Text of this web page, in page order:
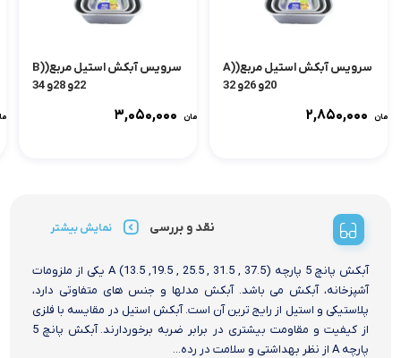
سرویس آبکش استیل مربع(A)
20و 26و 32
۲,۸۵۰,۰۰۰ تومان
سرویس آبکش استیل مربع(B)
22و 28و 34
۳,۰۵۰,۰۰۰ تومان
نقد و بررسی نمایش بیشتر
آبکش پانچ 5 پارچه A (13.5 ,19.5 , 25.5 , 31.5 , 37.5) یکی از ملزومات
آشپزخانه، آبکش می باشد. آبکش مدلها و جنس های متفاوتی دارد،
پلاستیکی و استیل از رایج ترین آن است. آبکش استیل در مقایسه با فلزی
از کیفیت و مقاومت بیشتری در برابر ضربه برخوردارند. آبکش پانچ 5
پارچه A از نظر بهداشتی و سلامت در رده...